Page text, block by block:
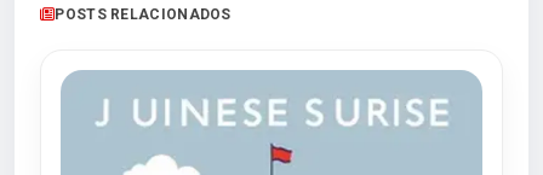
POSTS RELACIONADOS